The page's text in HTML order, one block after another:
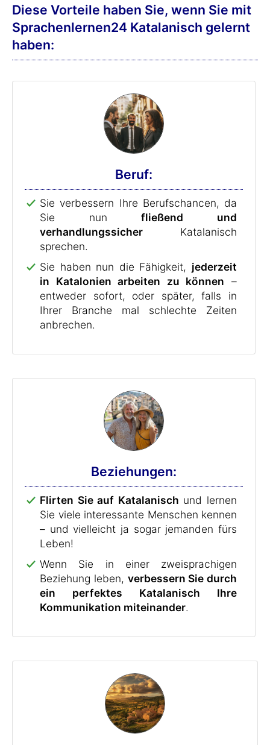
Diese Vorteile haben Sie, wenn Sie mit
Sprachenlernen24 Katalanisch gelernt
haben:
Beruf:
Sie verbessern Ihre Berufschancen, da
Sie nunfließend und
verhandlungssicher Katalanisch
sprechen.
Sie haben nun die Fähigkeit, jederzeit
in Katalonien arbeiten zu können –
entweder sofort, oder später, falls in
Ihrer Branche mal schlechte Zeiten
anbrechen.
Beziehungen:
Flirten Sie auf Katalanisch und lernen
Sie viele interessante Menschen kennen
– und vielleicht ja sogar jemanden fürs
Leben!
Wenn Sie in einer zweisprachigen
Beziehung leben, verbessern Sie durch
ein perfektes Katalanisch Ihre
Kommunikation miteinander.